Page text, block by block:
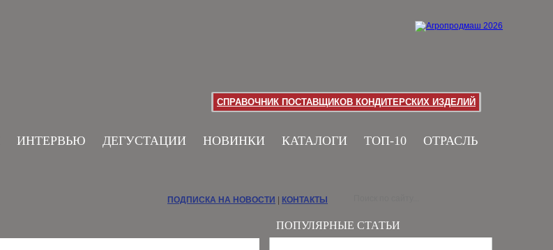
СПРАВОЧНИК ПОСТАВЩИКОВ КОНДИТЕРСКИХ ИЗДЕЛИЙ
ИНТЕРВЬЮ ДЕГУСТАЦИИ НОВИНКИ КАТАЛОГИ ТОП-10 ОТРАСЛЬ
ПОПУЛЯРНЫЕ СТАТЬИ
ПОДПИСКА НА НОВОСТИ КОНТАКТЫ